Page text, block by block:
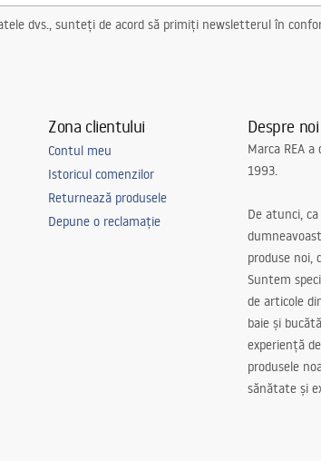
dvs., sunteți de acord să primiți newsletterul în
Zona clientului
Contul meu
Istoricul comenzilor
Returnează produsele
Depune o reclamație
Despre noi
Marca REA
1993.
De atunci,
produse noi,
Suntem
de articole
baie și
experiență
produsele
sănătate și